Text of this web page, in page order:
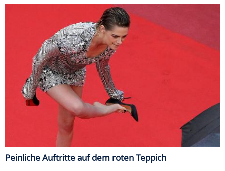
Peinliche Auftritte auf dem roten Teppich